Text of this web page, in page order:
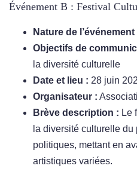
Événement B : Festival
Nature de l’événement
Objectifs de
la diversité culturelle
Date et lieu : 28 juin
Organisateur :
Brève description : Le
la diversité culturelle
politiques, mettant en
artistiques variées.